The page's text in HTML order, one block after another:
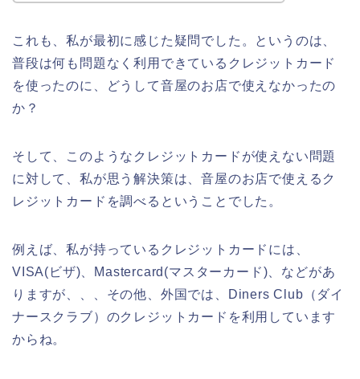
これも、私が最初に感じた疑問でした。というのは、
普段は何も問題なく利用できているクレジットカード
を使ったのに、どうして音屋のお店で使えなかったの
か？
そして、このようなクレジットカードが使えない問題
に対して、私が思う解決策は、音屋のお店で使えるク
レジットカードを調べるということでした。
例えば、私が持っているクレジットカードには、
VISA(ビザ)、Mastercard(マスターカード)、などがあ
りますが、、、その他、外国では、Diners Club（ダイ
ナースクラブ）のクレジットカードを利用しています
からね。